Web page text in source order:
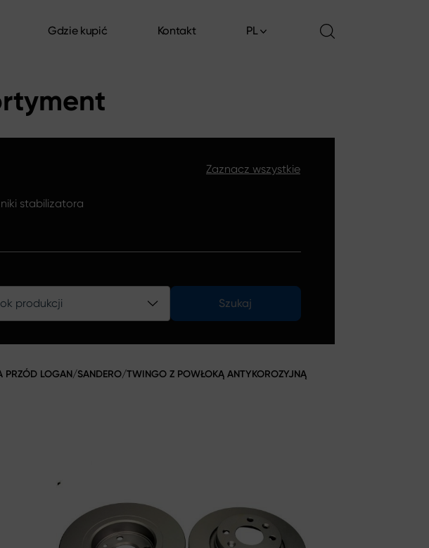
Gdzie kupić
Kontakt
PL
Zaznacz wszystkie
stabilizatora
produkcji Szukaj
LOGAN/SANDERO/TWINGO Z POWŁOKĄ ANTYKOROZYJNĄ